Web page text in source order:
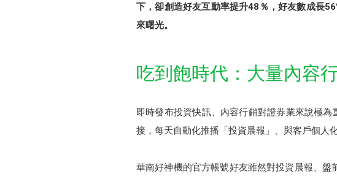
下，卻創造好友互動率提升48％，好友數成長
來曙光。
吃到飽時代：大量內容
即時發布投資快訊、內容行銷對證券業來說極為
接，每天自動化推播「投資晨報」、與客戶個人
華南好神機的官方帳號好友雖然對投資晨報、